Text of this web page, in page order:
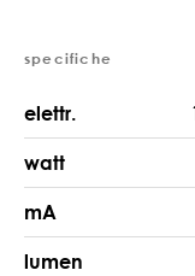
specifiche
elettr.
watt
mA
lumen